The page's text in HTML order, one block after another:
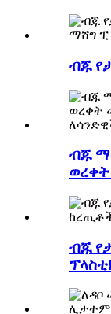
ብጁ
ብጁ
ወረቀት
ብጁ